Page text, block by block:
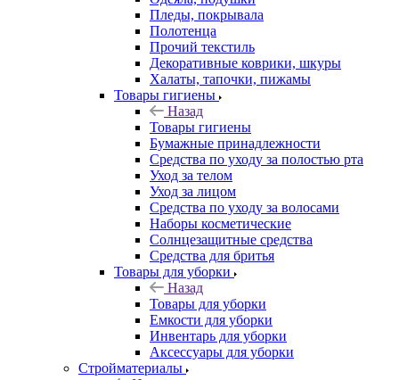
Пледы, покрывала
Полотенца
Прочий текстиль
Декоративные коврики, шкуры
Халаты, тапочки, пижамы
Товары гигиены
Назад
Товары гигиены
Бумажные принадлежности
Средства по уходу за полостью рта
Уход за телом
Уход за лицом
Средства по уходу за волосами
Наборы косметические
Солнцезащитные средства
Средства для бритья
Товары для уборки
Назад
Товары для уборки
Емкости для уборки
Инвентарь для уборки
Аксессуары для уборки
Стройматериалы